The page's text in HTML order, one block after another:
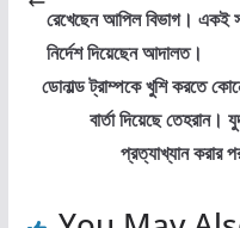
রেখেছেন আপিল বিভাগ। একই
নির্দেশ দিয়েছেন আদালত।
ডোনাল্ড ট্রাম্পকে খুশি করতে
বার্তা দিয়েছে তেহরান।
প্রত্যাখ্যান করার